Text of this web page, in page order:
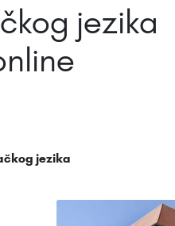
jezika
jezika